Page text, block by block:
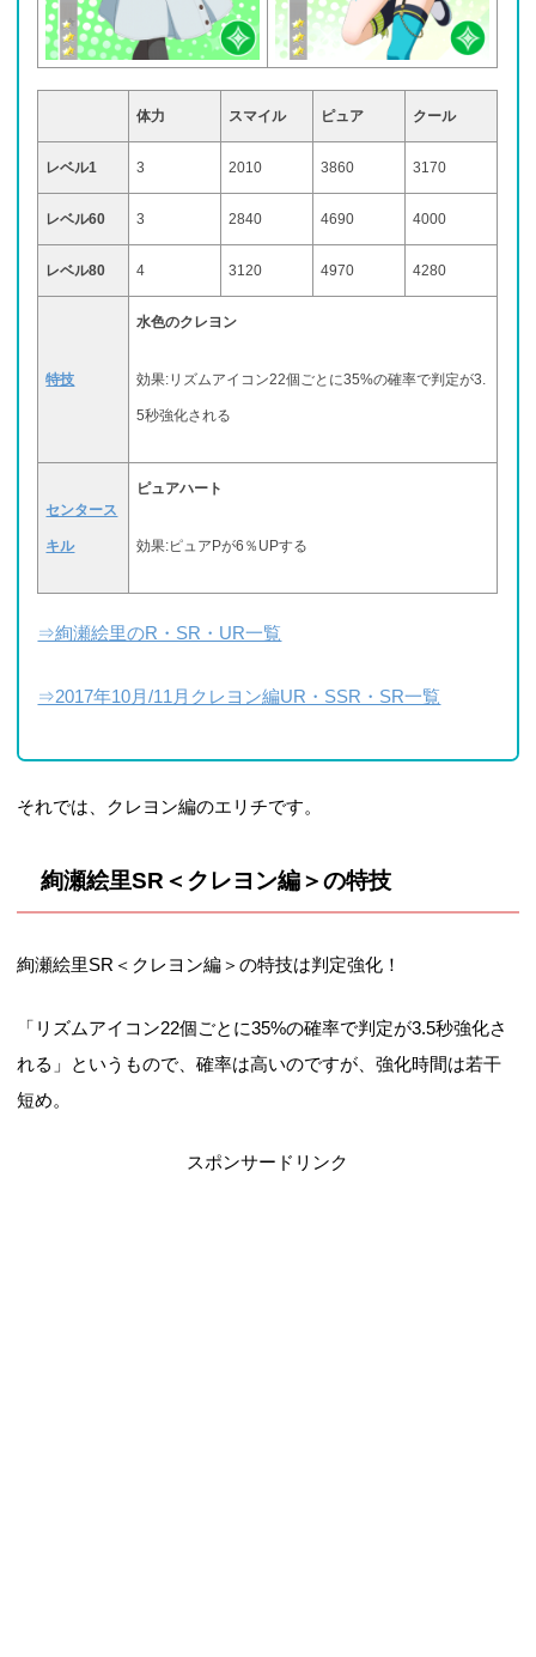
体力 スマイル ピュア クール
レベル1 3 2010 3860 3170
レベル60 3 2840 4690 4000
レベル80 4 3120 4970 4280
特技
水色のクレヨン
効果:リズムアイコン22個ごとに35%の確率で判定が3.
5秒強化される
センタース
キル
ピュアハート
効果:ピュアPが6％UPする
⇒絢瀬絵里のR・SR・UR一覧
⇒2017年10月/11月クレヨン編UR・SSR・SR一覧
それでは、クレヨン編のエリチです。
絢瀬絵里SR＜クレヨン編＞の特技
絢瀬絵里SR＜クレヨン編＞の特技は判定強化！
「リズムアイコン22個ごとに35%の確率で判定が3.5秒強化さ
れる」というもので、確率は高いのですが、強化時間は若干
短め。
スポンサードリンク